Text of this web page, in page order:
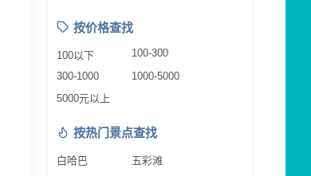
按价格查找
100以下
100-300
300-1000
1000-5000
5000元以上
按热门景点查找
白哈巴
五彩滩